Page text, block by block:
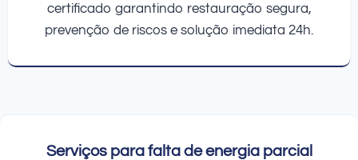
certificado garantindo restauração segura,
prevenção de riscos e solução imediata 24h.
Serviços para falta de energia parcial